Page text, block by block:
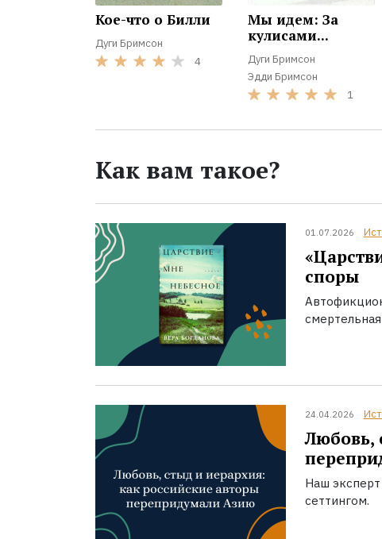
Кое-что о Билли
Дуги Бримсон
4
Мы идем: За
кулисами...
Дуги Бримсон
Эдди Бримсон
1
Как вам такое?
01.07.2026
споры
24.04.2026
Любовь,
Наш эксперт
сеттингом.